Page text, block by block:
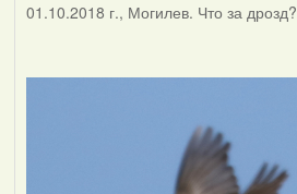
01.10.2018 г., Могилев. Что за дрозд?